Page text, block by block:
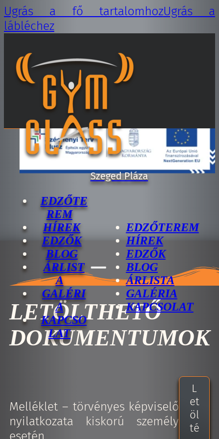
Ugrás a fő tartalomhozUgrás a
lábléchez
EDZŐTE
REM
HÍREK
EDZŐK
BLOG
ÁRLIST
A
GALÉRI
A
KAPCSO
LAT
EDZŐTEREM
HÍREK
EDZŐK
BLOG
ÁRLISTA
GALÉRIA
KAPCSOLAT
LETÖLTHETŐ
DOKUMENTUMOK
Melléklet – törvényes képviselő
nyilatkozata kiskorú személy
esetén
L
et
öl
té